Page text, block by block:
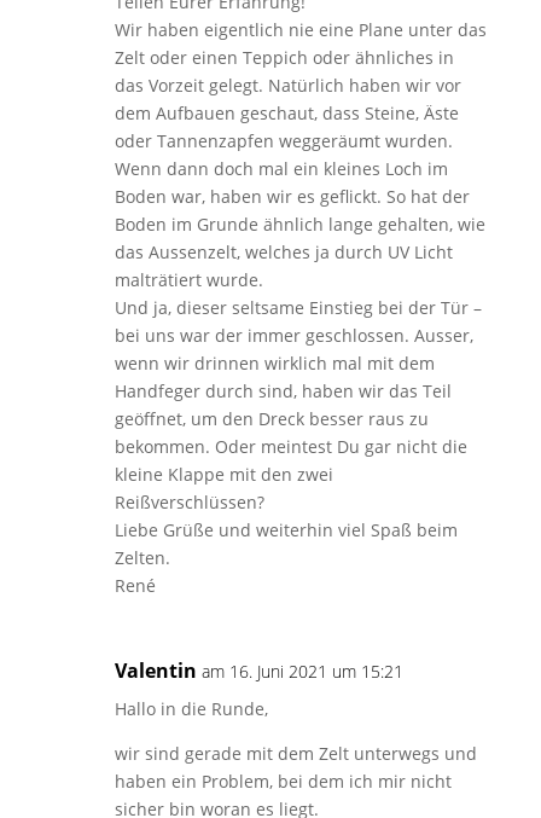
Wir haben eigentlich nie eine Plane unter das
Zelt oder einen Teppich oder ähnliches in
das Vorzeit gelegt. Natürlich haben wir vor
dem Aufbauen geschaut, dass Steine, Äste
oder Tannenzapfen weggeräumt wurden.
Wenn dann doch mal ein kleines Loch im
Boden war, haben wir es geflickt. So hat der
Boden im Grunde ähnlich lange gehalten, wie
das Aussenzelt, welches ja durch UV Licht
malträtiert wurde.
Und ja, dieser seltsame Einstieg bei der Tür –
bei uns war der immer geschlossen. Ausser,
wenn wir drinnen wirklich mal mit dem
Handfeger durch sind, haben wir das Teil
geöffnet, um den Dreck besser raus zu
bekommen. Oder meintest Du gar nicht die
kleine Klappe mit den zwei
Reißverschlüssen?
Liebe Grüße und weiterhin viel Spaß beim
Zelten.
René
Valentin am 16. Juni 2021 um 15:21
Hallo in die Runde,
wir sind gerade mit dem Zelt unterwegs und
haben ein Problem, bei dem ich mir nicht
sicher bin woran es liegt.